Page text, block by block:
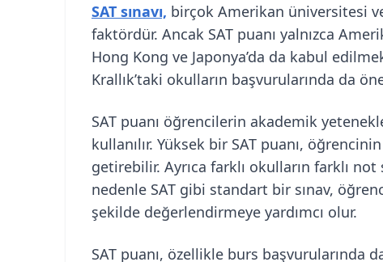
SAT sınavı, birçok Amerikan üniversitesi
faktördür. Ancak SAT puanı yalnızca
Hong Kong ve Japonya’da da kabul
Krallık’taki okulların başvurularında da
SAT puanı öğrencilerin akademik
kullanılır. Yüksek bir SAT puanı,
getirebilir. Ayrıca farklı okulların farklı
nedenle SAT gibi standart bir sınav,
şekilde değerlendirmeye yardımcı olur.
SAT puanı, özellikle burs